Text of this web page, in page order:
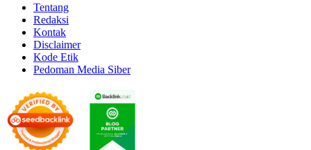
Tentang
Redaksi
Kontak
Disclaimer
Kode Etik
Pedoman Media Siber